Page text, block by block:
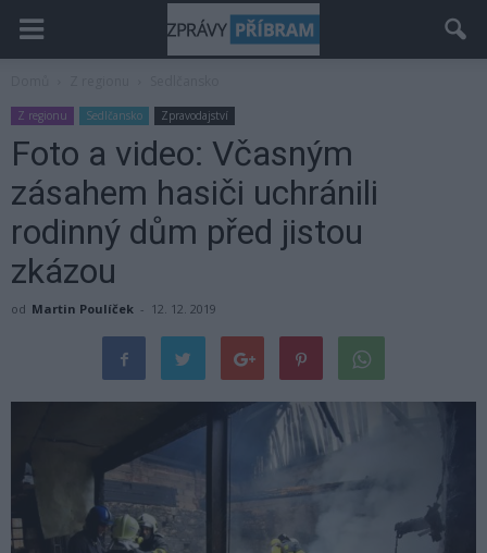
Z regionu Sedlčansko Zpravodajství
Foto a video: Včasným
zásahem hasiči uchránili
rodinný dům před jistou
zkázou
od Martin Poulíček - 12. 12. 2019